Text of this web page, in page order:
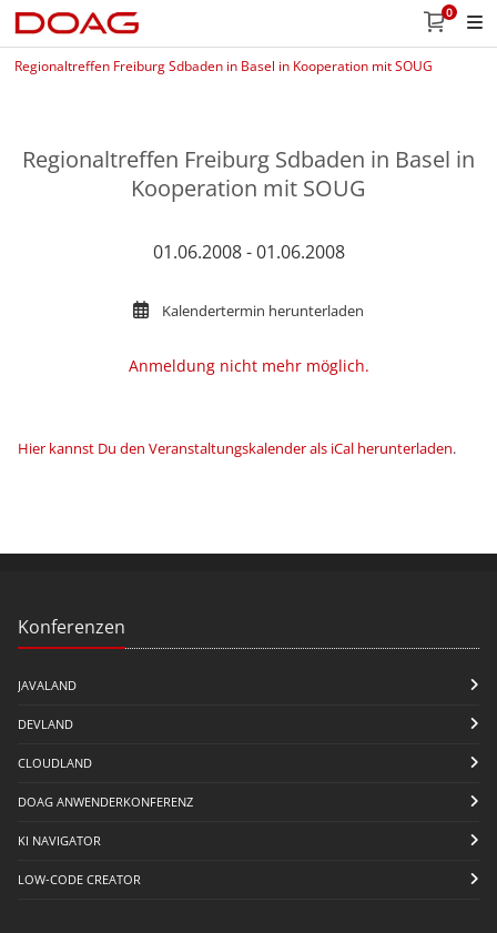
0
Regionaltreffen Freiburg Sdbaden in Basel in Kooperation mit SOUG
Regionaltreffen Freiburg Sdbaden in Basel in
Kooperation mit SOUG
01.06.2008 - 01.06.2008
Kalendertermin herunterladen
Anmeldung nicht mehr möglich.
Hier kannst Du den Veranstaltungskalender als iCal herunterladen.
Konferenzen
JAVALAND
DEVLAND
CLOUDLAND
DOAG ANWENDERKONFERENZ
KI NAVIGATOR
LOW-CODE CREATOR